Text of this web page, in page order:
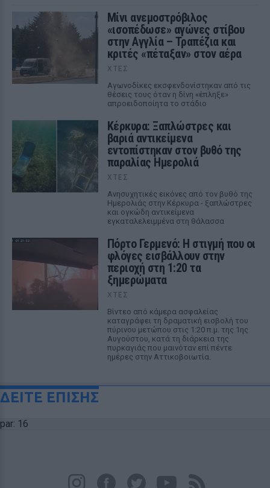
Μίνι ανεμοστρόβιλος
«ισοπέδωσε» αγώνες στίβου
στην Αγγλία – Τραπέζια και
κριτές «πέταξαν» στον αέρα
ΧΤΕΣ
Αγωνοδίκες εκσφενδονίστηκαν από τις
θέσεις τους όταν η δίνη «έπληξε»
απροειδοποίητα το στάδιο
Κέρκυρα: Ξαπλώστρες και
βαριά αντικείμενα
εντοπίστηκαν στον βυθό της
παραλίας Ημερολιά
ΧΤΕΣ
Ανησυχητικές εικόνες από τον βυθό της
Ημερολιάς στην Κέρκυρα - ξαπλώστρες
και ογκώδη αντικείμενα
εγκαταλελειμμένα στη θάλασσα
Πόρτο Γερμενό: Η στιγμή που οι
φλόγες εισβάλλουν στην
περιοχή στη 1:20 τα
ξημερώματα
ΧΤΕΣ
Βίντεο από κάμερα ασφαλείας
καταγράφει τη δραματική εισβολή του
πύρινου μετώπου στις 1:20 π.μ. της 1ης
Αυγούστου, κατά τη διάρκεια της
πυρκαγιάς που μαινόταν επί πέντε
ημέρες στην Αττικοβοιωτία.
ΔΕΙΤΕ ΕΠΙΣΗΣ
par: 16